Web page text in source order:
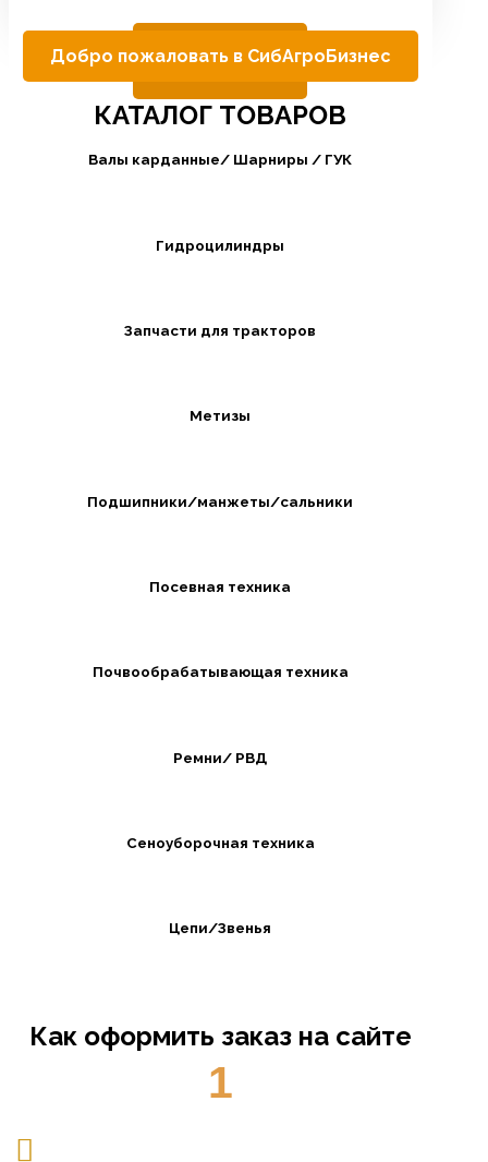
Добро пожаловать в СибАгроБизнес
КАТАЛОГ ТОВАРОВ
Валы карданные/ Шарниры / ГУК
Гидроцилиндры
Запчасти для тракторов
Метизы
Подшипники/манжеты/сальники
Посевная техника
Почвообрабатывающая техника
Ремни/ РВД
Сеноуборочная техника
Цепи/Звенья
Как оформить заказ на сайте
1